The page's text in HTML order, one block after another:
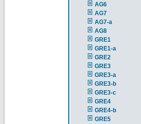
AG6
AG7
AG7-a
AG8
GRE1
GRE1-a
GRE2
GRE3
GRE3-a
GRE3-b
GRE3-c
GRE4
GRE4-b
GRE5